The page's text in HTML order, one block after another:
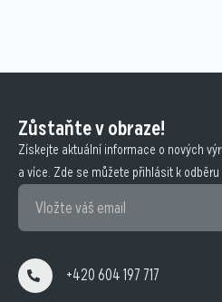
Zůstaňte v obraze!
Získejte aktuální informace o nových
a více. Zde se můžete přihlásit k
+420 604 197 717